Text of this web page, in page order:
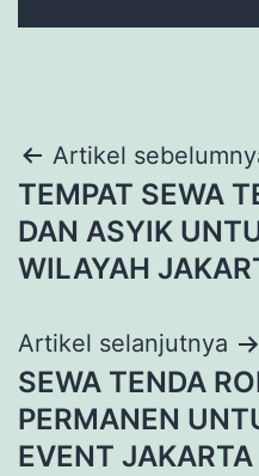
Navigasi
pos
Artikel
TEMPAT SEWA
DAN ASYIK
WILAYAH
Artikel selanjutnya
SEWA TENDA
PERMANEN
EVENT